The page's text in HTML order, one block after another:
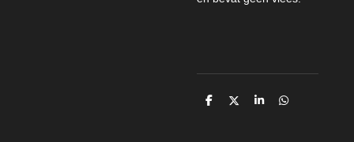
D
D
S
D